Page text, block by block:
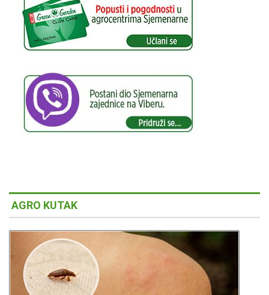
AGRO KUTAK